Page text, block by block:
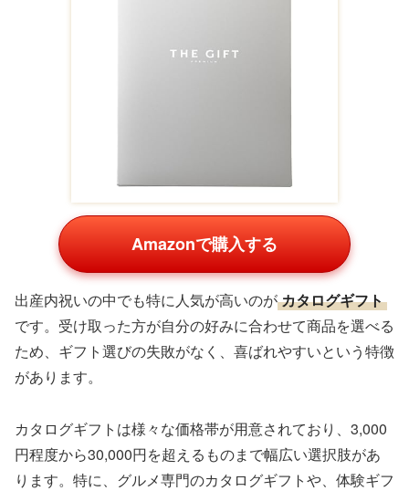
Amazonで購入する
出産内祝いの中でも特に人気が高いのがカタログギフト
です。受け取った方が自分の好みに合わせて商品を選べる
ため、ギフト選びの失敗がなく、喜ばれやすいという特徴
があります。
カタログギフトは様々な価格帯が用意されており、3,000
円程度から30,000円を超えるものまで幅広い選択肢があ
ります。特に、グルメ専門のカタログギフトや、体験ギフ